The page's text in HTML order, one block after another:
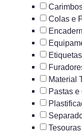
Colas e
Etiquetas
Material
Pastas